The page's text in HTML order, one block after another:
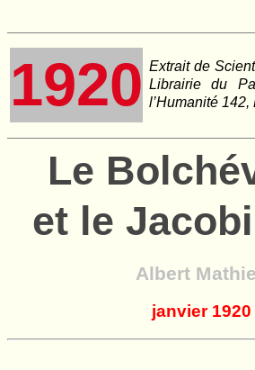
1920 Extrait de
Librairie du
l’Humanité 142,
Le
et le
Albert
janvier 1920